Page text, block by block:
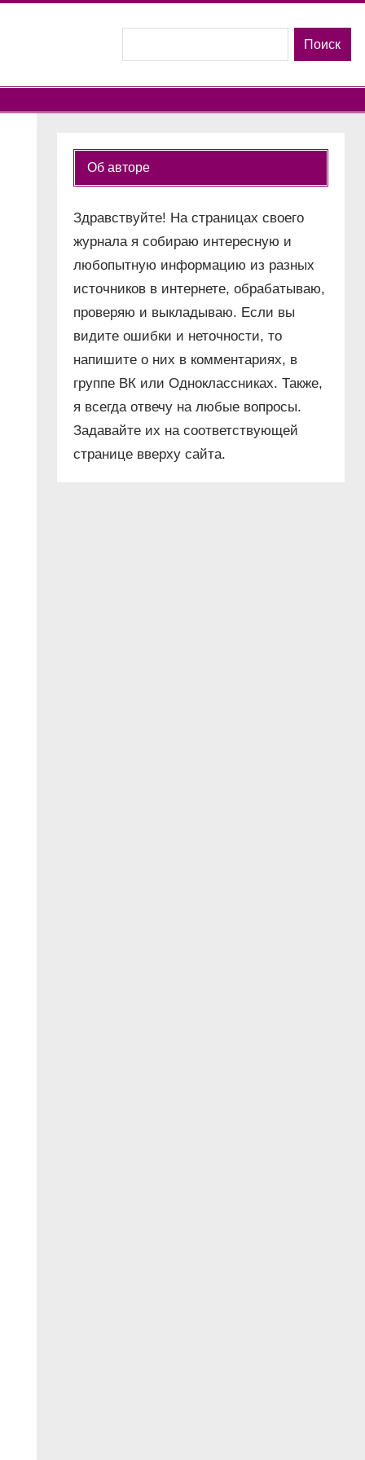
Поиск
Об авторе
Здравствуйте! На страницах своего
журнала я собираю интересную и
любопытную информацию из разных
источников в интернете, обрабатываю,
проверяю и выкладываю. Если вы
видите ошибки и неточности, то
напишите о них в комментариях, в
группе ВК или Одноклассниках. Также,
я всегда отвечу на любые вопросы.
Задавайте их на соответствующей
странице вверху сайта.